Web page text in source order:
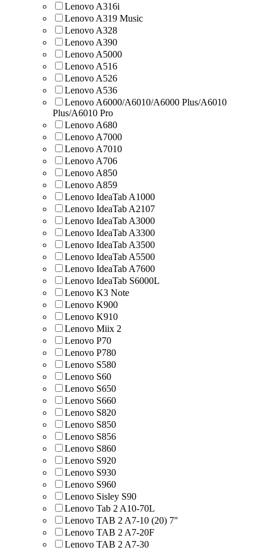
Lenovo A316i
Lenovo A319 Music
Lenovo A328
Lenovo A390
Lenovo A5000
Lenovo A516
Lenovo A526
Lenovo A536
Lenovo A6000/A6010/A6000 Plus/A6010
Plus/A6010 Pro
Lenovo A680
Lenovo A7000
Lenovo A7010
Lenovo A706
Lenovo A850
Lenovo A859
Lenovo IdeaTab A1000
Lenovo IdeaTab A2107
Lenovo IdeaTab A3000
Lenovo IdeaTab A3300
Lenovo IdeaTab A3500
Lenovo IdeaTab A5500
Lenovo IdeaTab A7600
Lenovo IdeaTab S6000L
Lenovo K3 Note
Lenovo K900
Lenovo K910
Lenovo Miix 2
Lenovo P70
Lenovo P780
Lenovo S580
Lenovo S60
Lenovo S650
Lenovo S660
Lenovo S820
Lenovo S850
Lenovo S856
Lenovo S860
Lenovo S920
Lenovo S930
Lenovo S960
Lenovo Sisley S90
Lenovo Tab 2 A10-70L
Lenovo TAB 2 A7-10 (20) 7"
Lenovo TAB 2 A7-20F
Lenovo TAB 2 A7-30